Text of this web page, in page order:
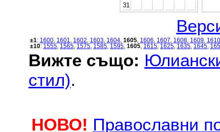
31
±1: 1600 1601 1602 1603 1604 1605 1606 1607 1608 1609 1610
±10: 1555 1565 1575 1585 1595 1605 1615 1625 1635 1645
Вижте също:
стил).
НОВО! Православни